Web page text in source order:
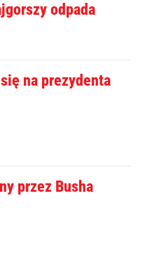
odpada
na prezydenta
przez Busha